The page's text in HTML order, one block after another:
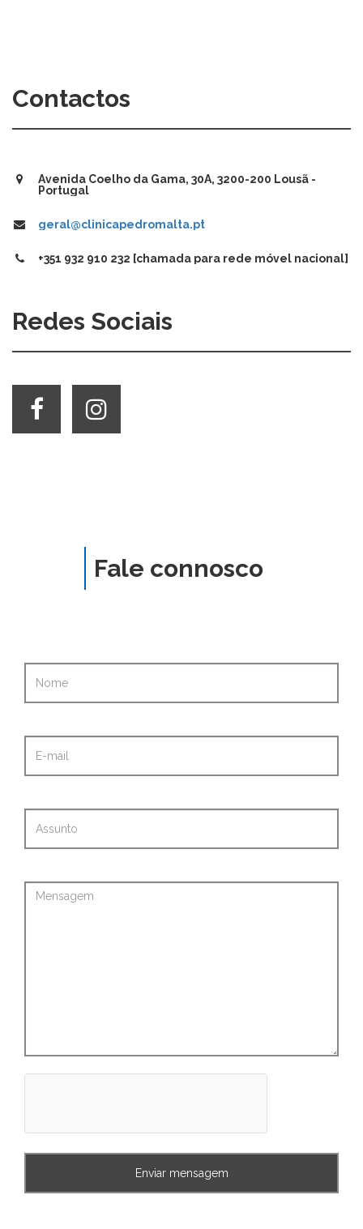
Contactos
Avenida Coelho da Gama, 30A, 3200-200 Lousã -
Portugal
geral@clinicapedromalta.pt
+351 932 910 232 [chamada para rede móvel nacional]
Redes Sociais
Fale connosco